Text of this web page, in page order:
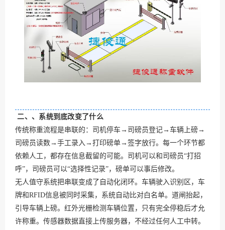
二、、系统到底改变了什么
传统称重流程是串联的：司机停车→司磅员登记→车辆上磅→
司磅员读数→手工录入→打印磅单→签字放行。每一个环节都
依赖人工，都存在信息截留的可能。司机可以和司磅员“打招
呼”，司磅员可以“选择性记录”，磅单可以事后修改。
无人值守系统把串联变成了自动化闭环。车辆驶入识别区，车
牌和RFID信息被同时采集，系统自动比对白名单。道闸抬起，
引导车辆上磅。红外光栅检测车辆位置，只有完全停稳后才允
许称重。传感器数据直接上传服务器，不经过任何人工中转。